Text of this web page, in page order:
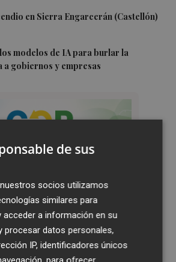
en Sierra Engarcerán (Castellón)
modelos de IA para burlar la
a gobiernos y empresas
de sus
socios utilizamos
similares para
acceder a información en su
procesar datos personales,
IP, identificadores únicos